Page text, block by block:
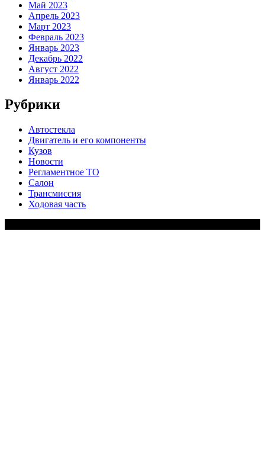
Май 2023
Апрель 2023
Март 2023
Февраль 2023
Январь 2023
Декабрь 2022
Август 2022
Январь 2022
Рубрики
Автостекла
Двигатель и его компоненты
Кузов
Новости
Регламентное ТО
Салон
Трансмиссия
Ходовая часть